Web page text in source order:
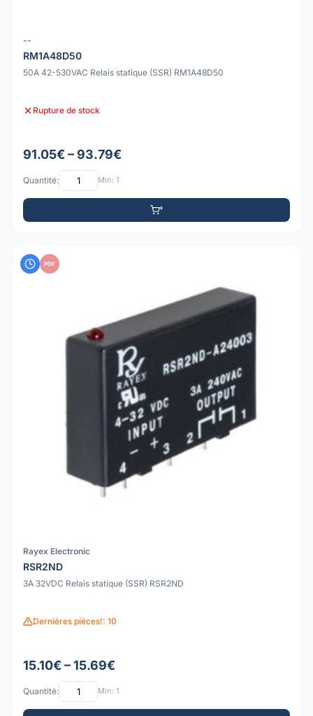
--
RM1A48D50
50A 42-530VAC Relais statique (SSR) RM1A48D50
Rupture de stock
91.05€ – 93.79€
Quantité: Min: 1
PDF
Rayex Electronic
RSR2ND
3A 32VDC Relais statique (SSR) RSR2ND
Dernières pièces!: 10
15.10€ – 15.69€
Quantité: Min: 1